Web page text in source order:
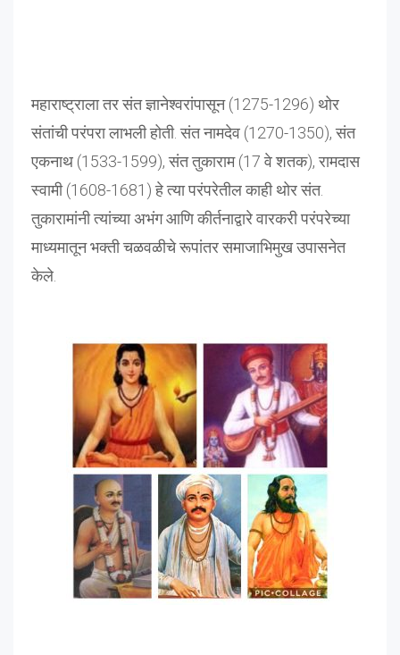
महाराष्ट्राला तर संत ज्ञानेश्वरांपासून (1275-1296) थोर
संतांची परंपरा लाभली होती. संत नामदेव (1270-1350), संत
एकनाथ (1533-1599), संत तुकाराम (17 वे शतक), रामदास
स्वामी (1608-1681) हे त्या परंपरेतील काही थोर संत.
तुकारामांनी त्यांच्या अभंग आणि कीर्तनाद्वारे वारकरी परंपरेच्या
माध्यमातून भक्ती चळवळीचे रूपांतर समाजाभिमुख उपासनेत
केले.